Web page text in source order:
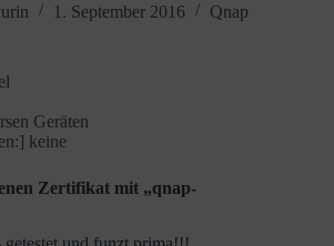
1. September 2016 Qnap
Geräten
keine
Zertifikat mit „qnap-